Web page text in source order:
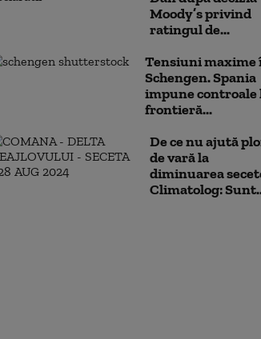
Moody’s privind
ratingul de...
Tensiuni maxime
Schengen. Spania
impune controale
frontieră...
De ce nu ajută
de vară la
diminuarea
Climatolog: